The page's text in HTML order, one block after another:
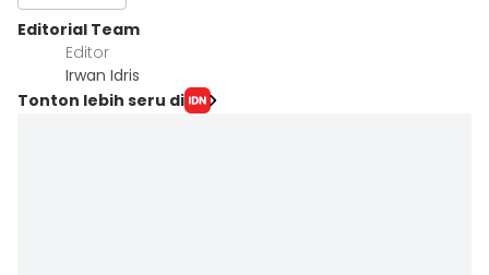
Editorial Team
Editor
Irwan Idris
Tonton lebih seru di